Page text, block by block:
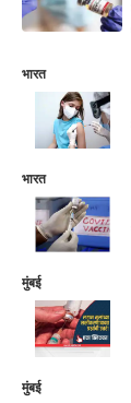
भारत
भारत
मुंबई
मुंबई